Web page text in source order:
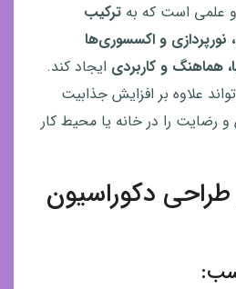
علمی است که به ترکیب
نورپردازی و اکسسوری‌ها
هماهنگ و کاربردی ایجاد کند.
علاوه بر افزایش جذابیت
را در خانه یا محیط کار
دکوراسیون